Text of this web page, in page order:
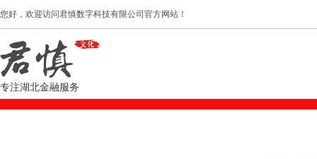
您好，欢迎访问君慎数字科技有限公司官方网站！
专注湖北金融服务